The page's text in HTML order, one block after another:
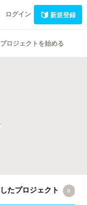
ログイン 新規登録
プロジェクトを始める
たプロジェクト 0